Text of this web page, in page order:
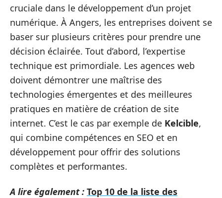
cruciale dans le développement d’un projet
numérique. À Angers, les entreprises doivent se
baser sur plusieurs critères pour prendre une
décision éclairée. Tout d’abord, l’expertise
technique est primordiale. Les agences web
doivent démontrer une maîtrise des
technologies émergentes et des meilleures
pratiques en matière de création de site
internet. C’est le cas par exemple de Kelcible,
qui combine compétences en SEO et en
développement pour offrir des solutions
complètes et performantes.
A lire également : Top 10 de la liste des